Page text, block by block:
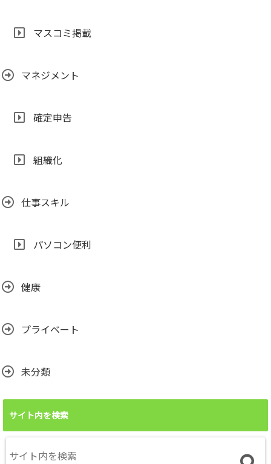
マスコミ掲載
マネジメント
確定申告
組織化
仕事スキル
パソコン便利
健康
プライベート
未分類
サイト内を検索